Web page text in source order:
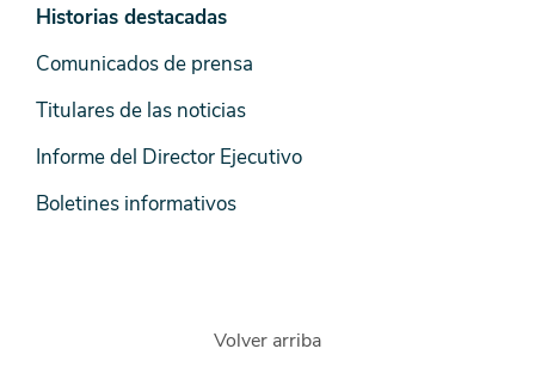
Noticias
y
Medios
Historias destacadas
Comunicados de prensa
Titulares de las noticias
Informe del Director Ejecutivo
Boletines informativos
Volver arriba